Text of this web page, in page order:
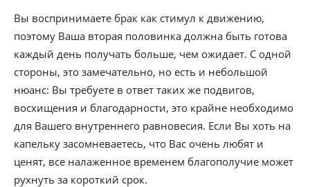
Вы воспринимаете брак как стимул к движению,
поэтому Ваша вторая половинка должна быть готова
каждый день получать больше, чем ожидает. С одной
стороны, это замечательно, но есть и небольшой
нюанс: Вы требуете в ответ таких же подвигов,
восхищения и благодарности, это крайне необходимо
для Вашего внутреннего равновесия. Если Вы хоть на
капельку засомневаетесь, что Вас очень любят и
ценят, все налаженное временем благополучие может
рухнуть за короткий срок.